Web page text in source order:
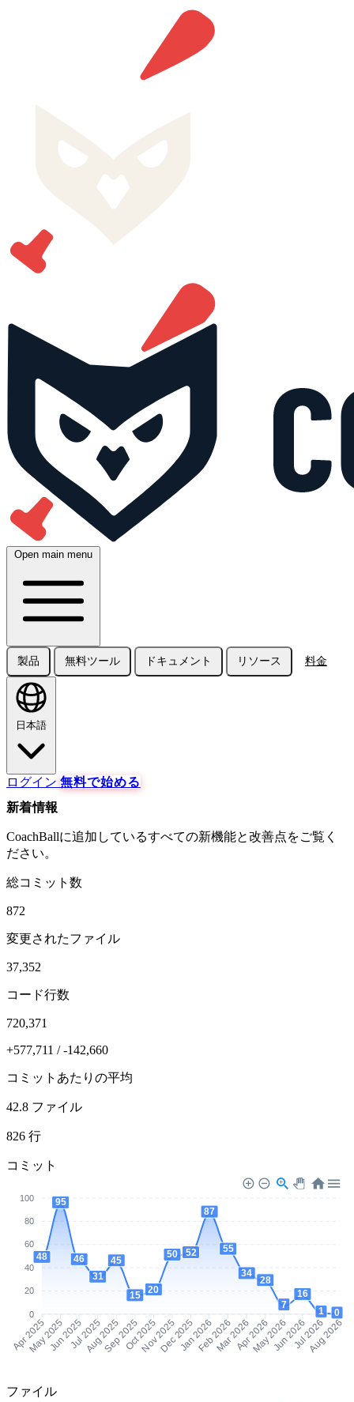
Open main menu
製品 無料ツール ドキュメント リソース 料金
日本語
ログイン 無料で始める
新着情報
CoachBallに追加しているすべての新機能と改善点をご覧く
ださい。
総コミット数
872
変更されたファイル
37,352
コード行数
720,371
+577,711 / -142,660
コミットあたりの平均
42.8 ファイル
826 行
コミット
100
80
60
40
20
0
48
95
46
31
45
15
20
50 52
87
55
34
28
7
16
1
0
Apr 2025
May 2025Jun 2025Jul 2025
Aug 2025Sep 2025Oct 2025Nov 2025Dec 2025Jan 2026Feb 2026Mar 2026Apr 2026May 2026Jun 2026Jul 2026
Aug 2026
ファイル